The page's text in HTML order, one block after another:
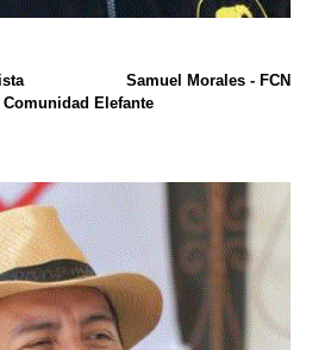
Samuel Morales - FCN
Elefante